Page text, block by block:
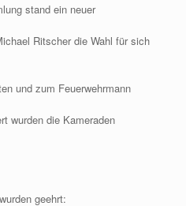
stand ein neuer
Ritscher die Wahl für sich
und zum Feuerwehrmann
wurden die Kameraden
geehrt: